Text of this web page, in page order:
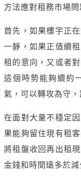
方法應對租務市場問
首先，如果樓宇正
一靜，如果正值續
租的意向，又或者
這個時勢能夠續約
氣，可以轉攻為守，
在面對大量不穩定
果能夠留住現有租
將租盤收回再出租
金錢和時間遠多於